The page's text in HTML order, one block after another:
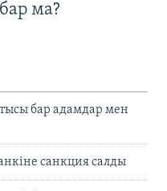
ма?
бар адамдар мен
санкция салды